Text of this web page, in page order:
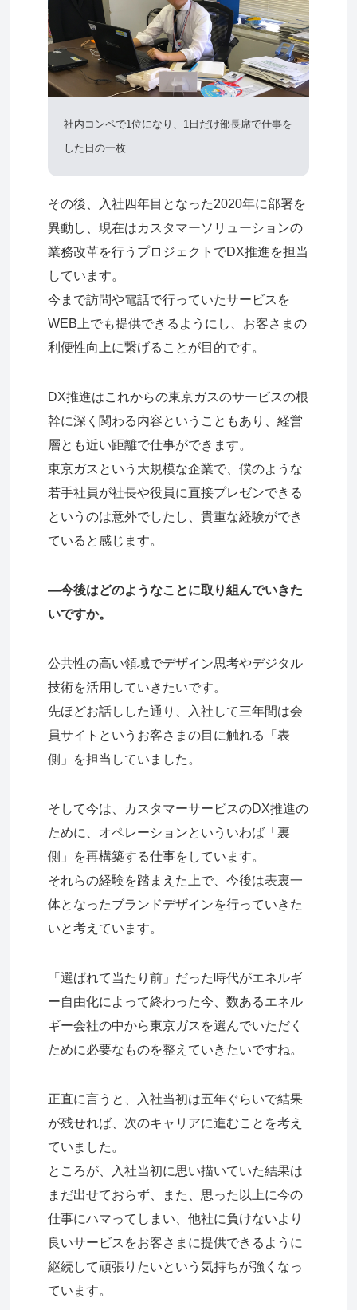
社内コンペで1位になり、1日だけ部長席で仕事を
した日の一枚
その後、入社四年目となった2020年に部署を
異動し、現在はカスタマーソリューションの
業務改革を行うプロジェクトでDX推進を担当
しています。
今まで訪問や電話で行っていたサービスを
WEB上でも提供できるようにし、お客さまの
利便性向上に繋げることが目的です。
DX推進はこれからの東京ガスのサービスの根
幹に深く関わる内容ということもあり、経営
層とも近い距離で仕事ができます。
東京ガスという大規模な企業で、僕のような
若手社員が社長や役員に直接プレゼンできる
というのは意外でしたし、貴重な経験ができ
ていると感じます。
―今後はどのようなことに取り組んでいきた
いですか。
公共性の高い領域でデザイン思考やデジタル
技術を活用していきたいです。
先ほどお話しした通り、入社して三年間は会
員サイトというお客さまの目に触れる「表
側」を担当していました。
そして今は、カスタマーサービスのDX推進の
ために、オペレーションといういわば「裏
側」を再構築する仕事をしています。
それらの経験を踏まえた上で、今後は表裏一
体となったブランドデザインを行っていきた
いと考えています。
「選ばれて当たり前」だった時代がエネルギ
ー自由化によって終わった今、数あるエネル
ギー会社の中から東京ガスを選んでいただく
ために必要なものを整えていきたいですね。
正直に言うと、入社当初は五年ぐらいで結果
が残せれば、次のキャリアに進むことを考え
ていました。
ところが、入社当初に思い描いていた結果は
まだ出せておらず、また、思った以上に今の
仕事にハマってしまい、他社に負けないより
良いサービスをお客さまに提供できるように
継続して頑張りたいという気持ちが強くなっ
ています。